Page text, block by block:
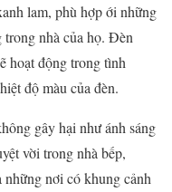
lam, phù hợp ới những
trong nhà của họ. Đèn
hoạt động trong tình
độ màu của đèn.
gây hại như ánh sáng
vời trong nhà bếp,
nơi có khung cảnh